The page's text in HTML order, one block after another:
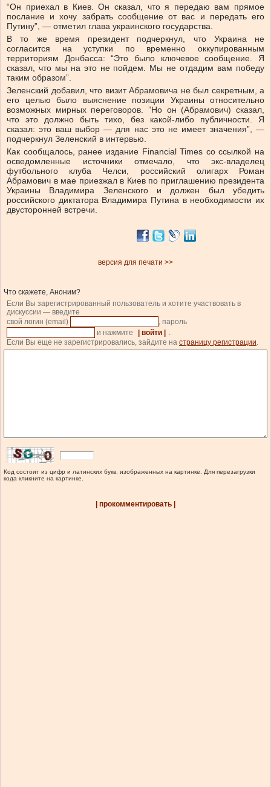
“Он приехал в Киев. Он сказал, что я передаю вам прямое
послание и хочу забрать сообщение от вас и передать его
Путину”, — отметил глава украинского государства.
В то же время президент подчеркнул, что Украина не
согласится на уступки по временно оккупированным
территориям Донбасса: “Это было ключевое сообщение. Я
сказал, что мы на это не пойдем. Мы не отдадим вам победу
таким образом”.
Зеленский добавил, что визит Абрамовича не был секретным, а
его целью было выяснение позиции Украины относительно
возможных мирных переговоров. ”Но он (Абрамович) сказал,
что это должно быть тихо, без какой-либо публичности. Я
сказал: это ваш выбор — для нас это не имеет значения”, —
подчеркнул Зеленский в интервью.
Как сообщалось, ранее издание Financial Times со ссылкой на
осведомленные источники отмечало, что экс-владелец
футбольного клуба Челси, российский олигарх Роман
Абрамович в мае приезжал в Киев по приглашению президента
Украины Владимира Зеленского и должен был убедить
российского диктатора Владимира Путина в необходимости их
двусторонней встречи.
версия для печати >>
Что скажете, Аноним?
Если Вы зарегистрированный пользователь и хотите участвовать в
дискуссии — введите
свой логин (email)
, пароль
и нажмите
| войти |
.
Если Вы еще не зарегистрировались, зайдите на страницу регистрации.
Код состоит из цифр и латинских букв, изображенных на картинке. Для перезагрузки
кода кликните на картинке.
| прокомментировать |